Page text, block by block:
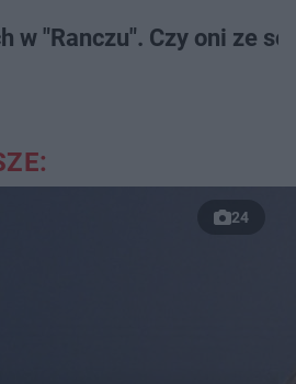
w "Ranczu". Czy oni ze
24